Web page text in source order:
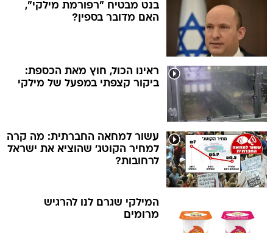
בנט מבטיח "רפורמת מילקי",
האם מדובר בספין?
ראינו הכול, חוץ מאת הכספת:
ביקור קצפתי במפעל של מילקי
עשור למחאה החברתית: מה קרה
למחיר הקוטג' שהוציא את ישראל
לרחובות?
המילקי שגרם לנו להרגיש
מרומים